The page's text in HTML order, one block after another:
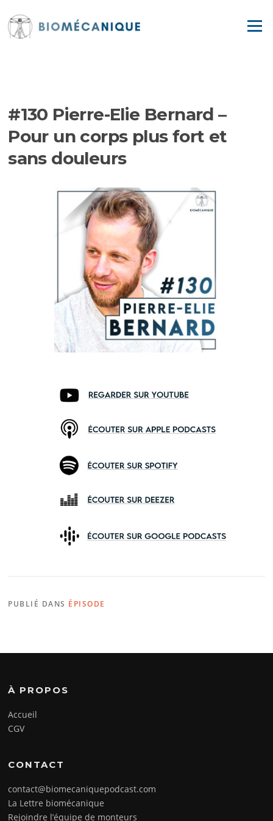
contenu
Menu
#130 Pierre-Elie Bernard –
Pour un corps plus fort et
sans douleurs
PUBLIÉ DANS ÉPISODE
À PROPOS
Accueil
CGV
CONTACT
contact@biomecaniquepodcast.com
La Lettre biomécanique
Rejoindre l’équipe de monteurs